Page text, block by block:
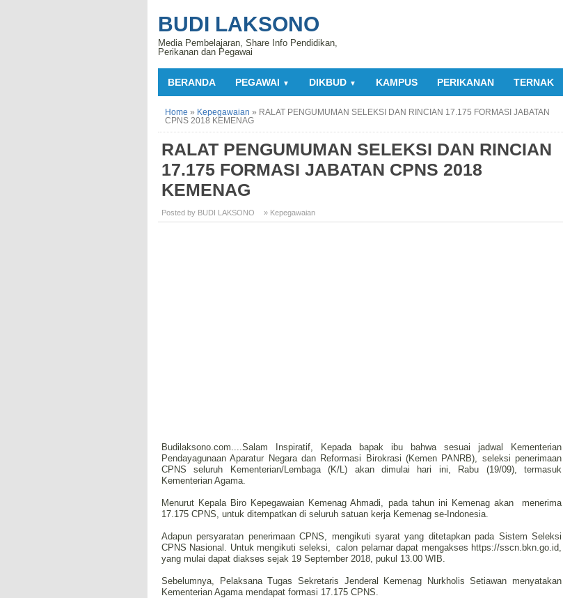
BUDI LAKSONO
Media Pembelajaran, Share Info Pendidikan,
Perikanan dan Pegawai
BERANDA PEGAWAI ▼ DIKBUD ▼ KAMPUS PERIKANAN TERNAK
Home » Kepegawaian » RALAT PENGUMUMAN SELEKSI DAN RINCIAN 17.175 FORMASI JABATAN
CPNS 2018 KEMENAG
RALAT PENGUMUMAN SELEKSI DAN RINCIAN
17.175 FORMASI JABATAN CPNS 2018
KEMENAG
Posted by BUDI LAKSONO » Kepegawaian
Budilaksono.com....Salam Inspiratif, Kepada bapak ibu bahwa sesuai jadwal Kementerian
Pendayagunaan Aparatur Negara dan Reformasi Birokrasi (Kemen PANRB), seleksi penerimaan
CPNS seluruh Kementerian/Lembaga (K/L) akan dimulai hari ini, Rabu (19/09), termasuk
Kementerian Agama.
Menurut Kepala Biro Kepegawaian Kemenag Ahmadi, pada tahun ini Kemenag akan
menerima
17.175 CPNS, untuk ditempatkan di seluruh satuan kerja Kemenag se-Indonesia.
Adapun persyaratan penerimaan CPNS, mengikuti syarat yang ditetapkan pada Sistem Seleksi
CPNS Nasional. Untuk mengikuti seleksi,
calon pelamar dapat mengakses https://sscn.bkn.go.id,
yang mulai dapat diakses sejak 19 September 2018, pukul 13.00 WIB.
Sebelumnya, Pelaksana Tugas Sekretaris Jenderal Kemenag Nurkholis Setiawan menyatakan
Kementerian Agama mendapat formasi 17.175 CPNS.